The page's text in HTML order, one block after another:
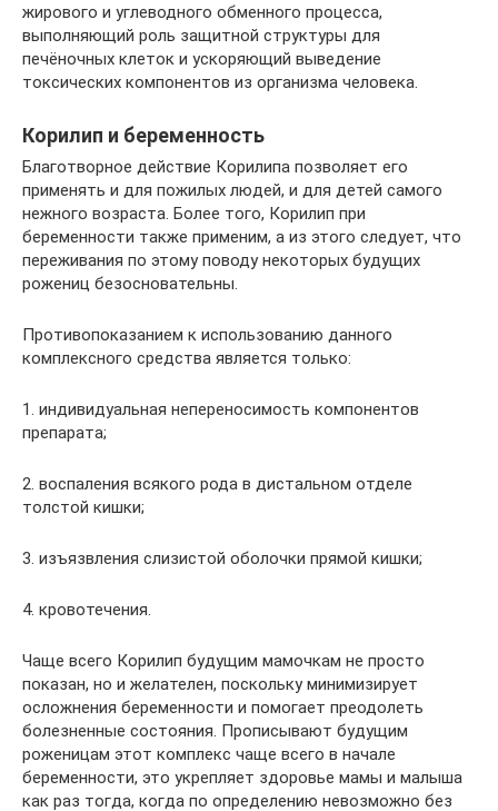
жирового и углеводного обменного процесса,
выполняющий роль защитной структуры для
печёночных клеток и ускоряющий выведение
токсических компонентов из организма человека.
Корилип и беременность
Благотворное действие Корилипа позволяет его
применять и для пожилых людей, и для детей самого
нежного возраста. Более того, Корилип при
беременности также применим, а из этого следует, что
переживания по этому поводу некоторых будущих
рожениц безосновательны.
Противопоказанием к использованию данного
комплексного средства является только:
1. индивидуальная непереносимость компонентов
препарата;
2. воспаления всякого рода в дистальном отделе
толстой кишки;
3. изъязвления слизистой оболочки прямой кишки;
4. кровотечения.
Чаще всего Корилип будущим мамочкам не просто
показан, но и желателен, поскольку минимизирует
осложнения беременности и помогает преодолеть
болезненные состояния. Прописывают будущим
роженицам этот комплекс чаще всего в начале
беременности, это укрепляет здоровье мамы и малыша
как раз тогда, когда по определению невозможно без